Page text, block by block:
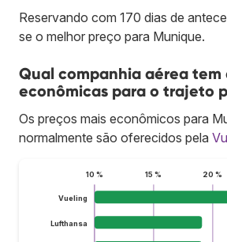
Reservando com 170 dias de
se o melhor preço para Munique.
Qual companhia aérea tem
econômicas para o trajeto
Os preços mais econômicos para
normalmente são oferecidos pela
10 % 15 % 20 %
Vueling
Lufthansa